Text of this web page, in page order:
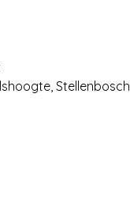
Stellenbosch